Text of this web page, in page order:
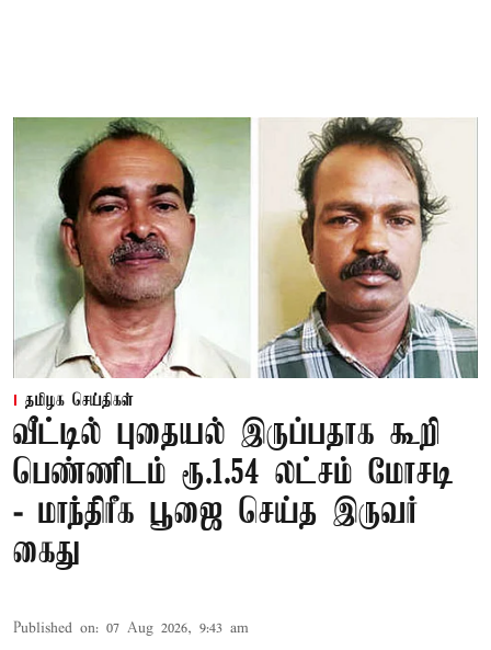
தமிழக செய்திகள்
வீட்டில் புதையல் இருப்பதாக கூறி
பெண்ணிடம் ரூ.1.54 லட்சம் மோசடி
- மாந்திரீக பூஜை செய்த இருவர்
கைது
Published on: 07 Aug 2026, 9:43 am